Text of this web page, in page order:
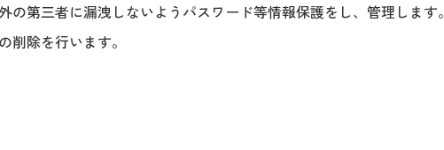
第三者に漏洩しないようパスワード等情報保護をし、管理します。
除を行います。